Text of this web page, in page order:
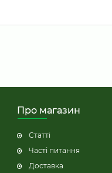
Про магазин
Статті
Часті питання
Доставка